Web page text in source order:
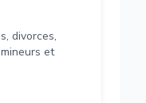
divorces,
et